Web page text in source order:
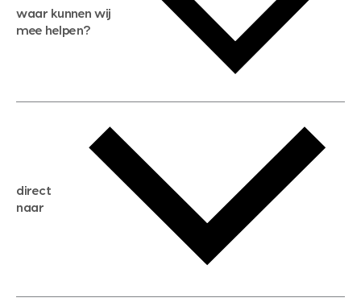
waar kunnen wij
mee helpen?
gratis zoekservice
huis verkopen
huis kopen
direct
naar